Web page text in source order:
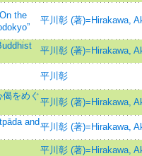
the
平川彰 (著)=Hirakawa,
平川彰 (著)=Hirakawa,
平川彰
をめぐ
平川彰 (著)=Hirakawa,
and平川彰 (著)=Hirakawa,
平川彰 (著)=Hirakawa,